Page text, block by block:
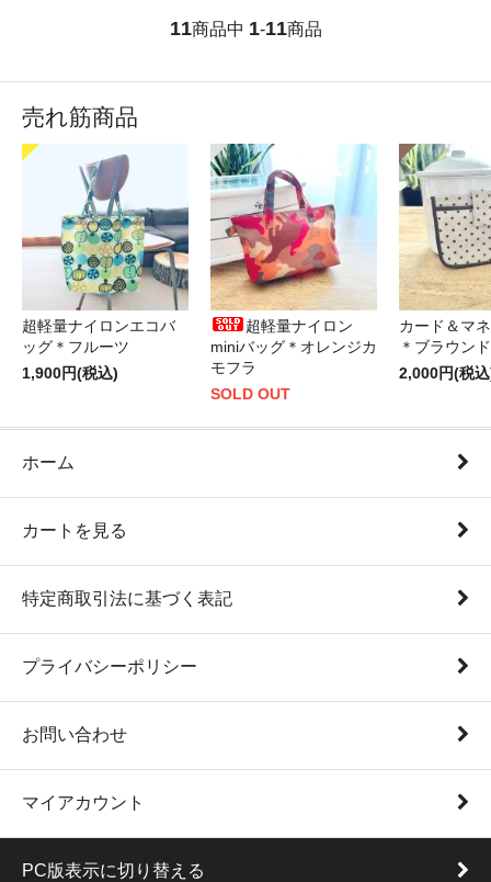
11商品中 1-11商品
売れ筋商品
超軽量ナイロンエコバ
ッグ＊フルーツ
1,900円(税込)
超軽量ナイロン
miniバッグ＊オレンジカ
モフラ
SOLD OUT
カード＆マ
＊ブラウン
2,000円(税
ホーム
カートを見る
特定商取引法に基づく表記
プライバシーポリシー
お問い合わせ
マイアカウント
PC版表示に切り替える